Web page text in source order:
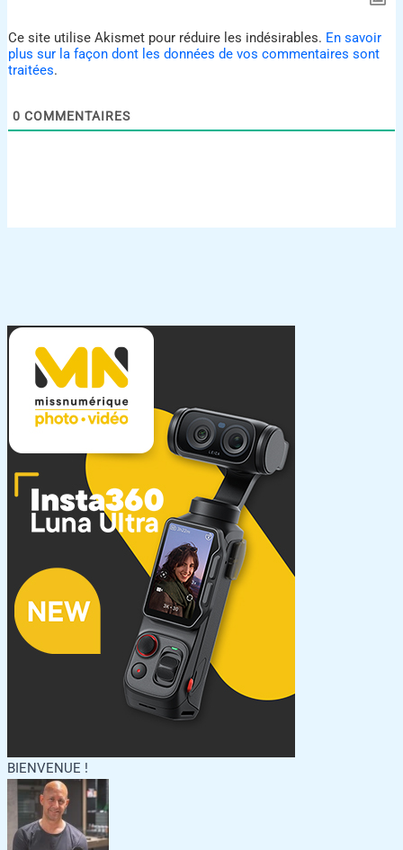
Ce site utilise Akismet pour réduire les indésirables. En savoir
plus sur la façon dont les données de vos commentaires sont
traitées.
0 COMMENTAIRES
BIENVENUE !